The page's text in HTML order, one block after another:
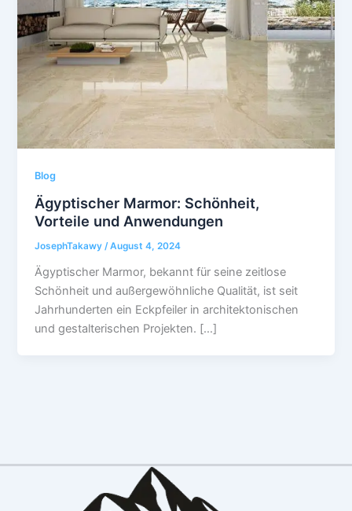
Blog
Ägyptischer Marmor: Schönheit,
Vorteile und Anwendungen
JosephTakawy/August 4, 2024
Ägyptischer Marmor, bekannt für seine zeitlose
Schönheit und außergewöhnliche Qualität, ist seit
Jahrhunderten ein Eckpfeiler in architektonischen
und gestalterischen Projekten. […]